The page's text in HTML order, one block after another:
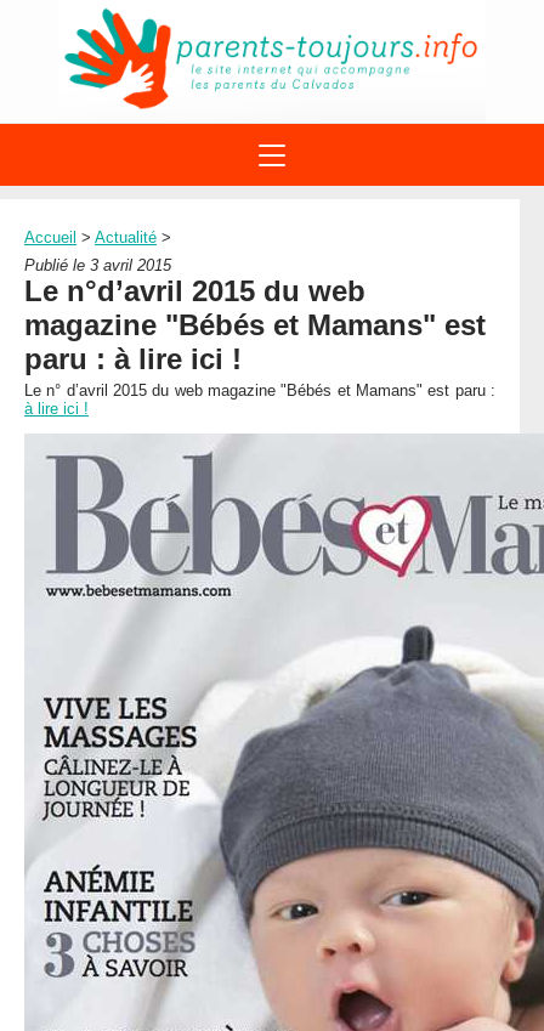
À PROPOS DU REAAP
1ÈRE VISITE
ACTUALITÉ
AGENDA
DISPOSITIFS PARENTALITÉ
SITES INTERNET
NUMÉROS VERTS
LEXIQUE
MENTIONS LÉGALES
CONTACT
STRUCTURES
DOCUMENTS
FORMATIONS
Accueil > Actualité >
Publié le 3 avril 2015
Le n°d’avril 2015 du web
magazine "Bébés et Mamans" est
paru : à lire ici !
Le n° d’avril 2015 du web magazine "Bébés et Mamans" est paru :
à lire ici !